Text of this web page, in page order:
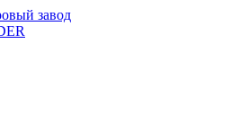
завод